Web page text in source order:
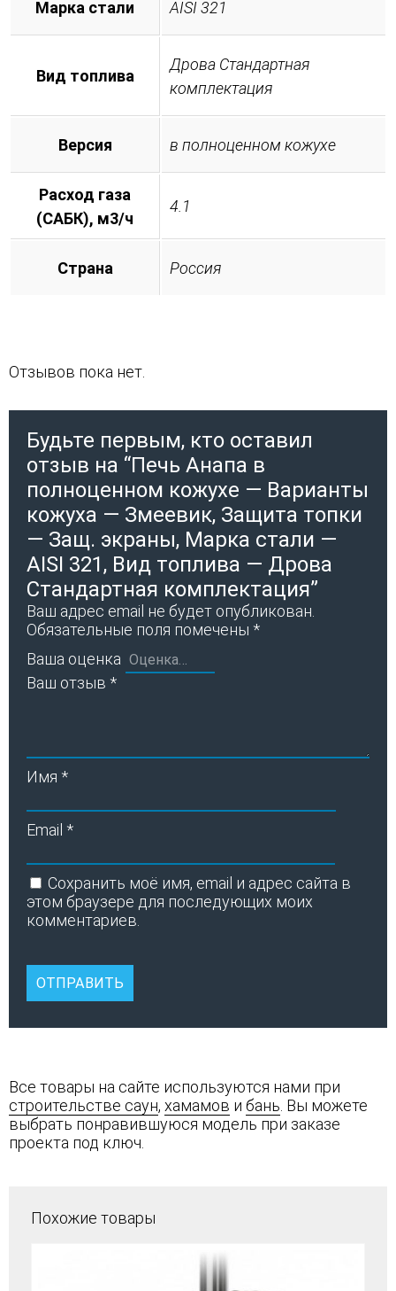
Марка стали AISI 321
Вид топлива
Дрова Стандартная
комплектация
Версия в полноценном кожухе
Расход газа
(САБК), м3/ч
4.1
Страна Россия
Отзывов пока нет.
Будьте первым, кто оставил
отзыв на “Печь Анапа в
полноценном кожухе — Варианты
кожуха — Змеевик, Защита топки
— Защ. экраны, Марка стали —
AISI 321, Вид топлива — Дрова
Стандартная комплектация”
Ваш адрес email не будет опубликован.
Обязательные поля помечены *
Ваша оценка
Ваш отзыв *
Имя *
Email *
Сохранить моё имя, email и адрес сайта в
этом браузере для последующих моих
комментариев.
Все товары на сайте используются нами при
строительстве саун, хамамов и бань . Вы можете
выбрать понравившуюся модель при заказе
проекта под ключ.
Похожие товары